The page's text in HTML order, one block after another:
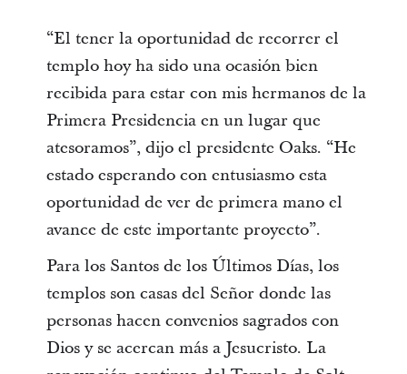
“El tener la oportunidad de recorrer el
templo hoy ha sido una ocasión bien
recibida para estar con mis hermanos de la
Primera Presidencia en un lugar que
atesoramos”, dijo el presidente Oaks. “He
estado esperando con entusiasmo esta
oportunidad de ver de primera mano el
avance de este importante proyecto”.
Para los Santos de los Últimos Días, los
templos son casas del Señor donde las
personas hacen convenios sagrados con
Dios y se acercan más a Jesucristo. La